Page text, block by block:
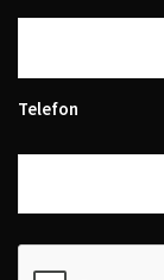
Telefon